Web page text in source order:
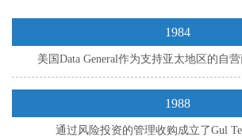
1984
美国Data General作为支持亚太地区的自营
1988
通过风险投资的管理收购成立了Gul